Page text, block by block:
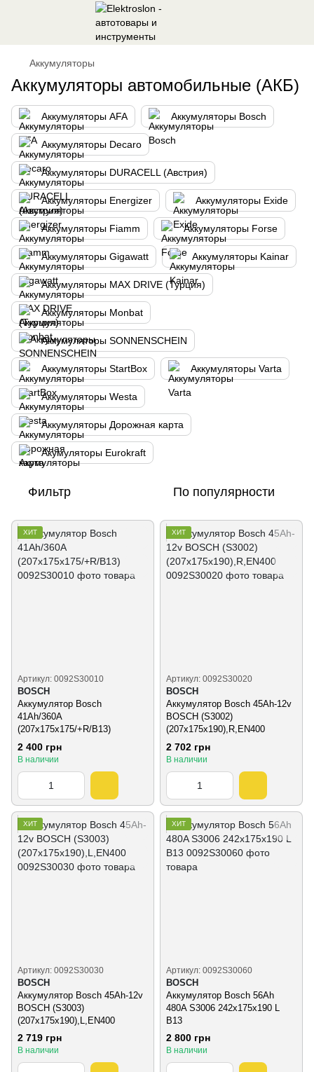
Аккумуляторы
Аккумуляторы автомобильные (АКБ)
Аккумуляторы AFA Аккумуляторы Bosch
Аккумуляторы Decaro
Аккумуляторы DURACELL (Австрия)
Аккумуляторы Energizer Аккумуляторы Exide
Аккумуляторы Fiamm Аккумуляторы Forse
Аккумуляторы Gigawatt Аккумуляторы Kainar
Аккумуляторы MAX DRIVE (Турция)
Аккумуляторы Monbat
Аккумуляторы SONNENSCHEIN
Аккумуляторы StartBox Аккумуляторы Varta
Аккумуляторы Westa
Аккумуляторы Дорожная карта
Акумуляторы Eurokraft
Фильтр По популярности
ХИТ
Артикул: 0092S30010
BOSCH
Аккумулятор Bosch
41Ah/360A
(207x175x175/+R/B13)
2 400 грн
В наличии
ХИТ
Артикул: 0092S30020
BOSCH
Аккумулятор Bosch 45Ah-12v
BOSCH (S3002)
(207x175x190),R,EN400
2 702 грн
В наличии
ХИТ
Артикул: 0092S30030
BOSCH
Аккумулятор Bosch 45Ah-12v
BOSCH (S3003)
(207x175x190),L,EN400
2 719 грн
В наличии
ХИТ
Артикул: 0092S30060
BOSCH
Аккумулятор Bosch 56Ah
480A S3006 242x175x190 L
B13
2 800 грн
В наличии